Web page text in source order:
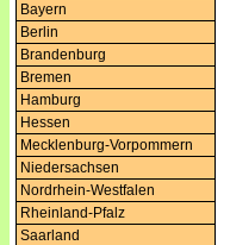
Bayern
Berlin
Brandenburg
Bremen
Hamburg
Hessen
Mecklenburg-Vorpommern
Niedersachsen
Nordrhein-Westfalen
Rheinland-Pfalz
Saarland